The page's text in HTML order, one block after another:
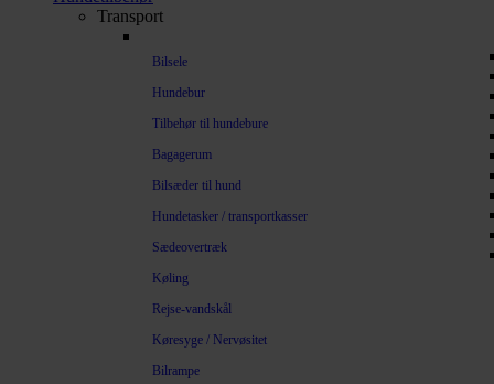
Transport
Bilsele
Hundebur
Tilbehør til hundebure
Bagagerum
Bilsæder til hund
Hundetasker / transportkasser
Sædeovertræk
Køling
Rejse-vandskål
Køresyge / Nervøsitet
Bilrampe